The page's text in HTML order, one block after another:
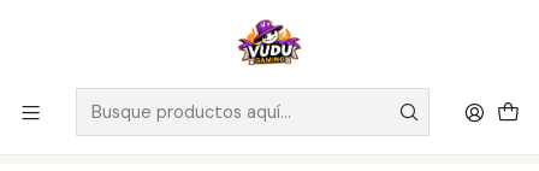
🚀 ¡Despachamos a todo Chile! Envío GRATIS a Regiones sobre
$100.000 y a RM sobre $35.000
Inicio Juegos de Cartas TCG
Magic The Gathering
Sellados Magic The Gathering
MTG - Lorwyn Eclipsed - Commander Deck Danza elemental -
Español